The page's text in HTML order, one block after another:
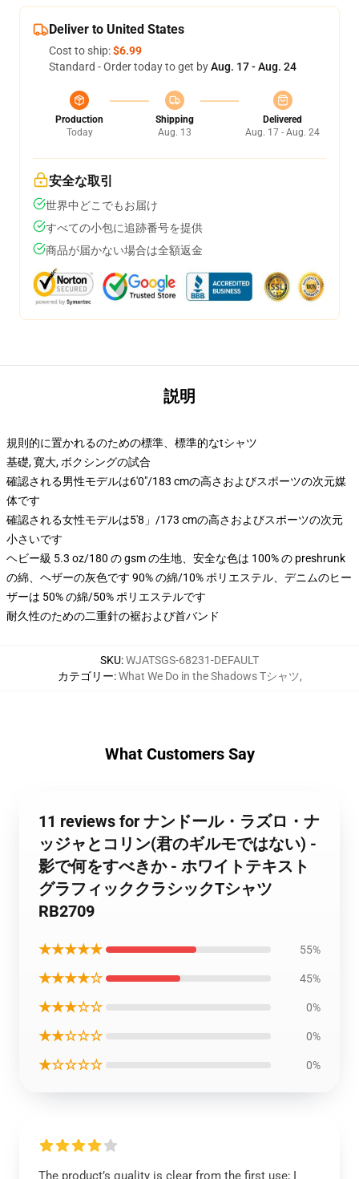
Deliver to United States
Cost to ship:$6.99
Standard - Order today to get byAug. 17 - Aug. 24
Production
Today
Shipping
Aug. 13
Delivered
Aug. 17 - Aug. 24
安全な取引
世界中どこでもお届け
すべての小包に追跡番号を提供
商品が届かない場合は全額返金
説明
規則的に置かれるのための標準、標準的なtシャツ
基礎, 寛大, ボクシングの試合
確認される男性モデルは6'0"/183 cmの高さおよびスポーツの次元媒
体です
確認される女性モデルは5'8」/173 cmの高さおよびスポーツの次元
小さいです
ヘビー級 5.3 oz/180 の gsm の生地、安全な色は 100% の preshrunk
の綿、ヘザーの灰色です 90% の綿/10% ポリエステル、デニムのヒー
ザーは 50% の綿/50% ポリエステルです
耐久性のための二重針の裾および首バンド
SKU:WJATSGS-68231-DEFAULT
カテゴリー:What We Do in the Shadows Tシャツ,
What Customers Say
11 reviews for ナンドール・ラズロ・ナ
ッジャとコリン(君のギルモではない) -
影で何をすべきか - ホワイトテキスト
グラフィッククラシックTシャツ
RB2709
★★★★★ 55%
★★★★☆ 45%
★★★☆☆ 0%
★★☆☆☆ 0%
★☆☆☆☆ 0%
The product’s quality is clear from the first use; I